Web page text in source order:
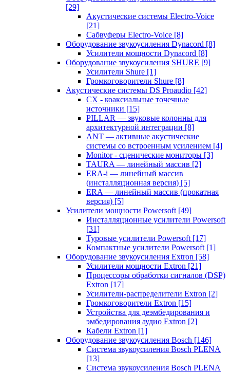
[29]
Акустические системы Electro-Voice
[21]
Сабвуферы Electro-Voice [8]
Оборудование звукоусиления Dynacord [8]
Усилители мощности Dynacord [8]
Оборудование звукоусиления SHURE [9]
Усилители Shure [1]
Громкоговорители Shure [8]
Акустические системы DS Proaudio [42]
CX - коаксиальные точечные
источники [15]
PILLAR — звуковые колонны для
архитектурной интеграции [8]
ANT — активные акустические
системы со встроенным усилением [4]
Monitor - сценические мониторы [3]
TAURA — линейный массив [2]
ERA-i — линейный массив
(инсталляционная версия) [5]
ERA — линейный массив (прокатная
версия) [5]
Усилители мощности Powersoft [49]
Инсталляционные усилители Powersoft
[31]
Туровые усилители Powersoft [17]
Компактные усилители Powersoft [1]
Оборудование звукоусиления Extron [58]
Усилители мощности Extron [21]
Процессоры обработки сигналов (DSP)
Extron [17]
Усилители-распределители Extron [2]
Громкоговорители Extron [15]
Устройства для деэмбедирования и
эмбедирования аудио Extron [2]
Кабели Extron [1]
Оборудование звукоусиления Bosch [146]
Система звукоусиления Bosch PLENA
[13]
Система звукоусиления Bosch PLENA